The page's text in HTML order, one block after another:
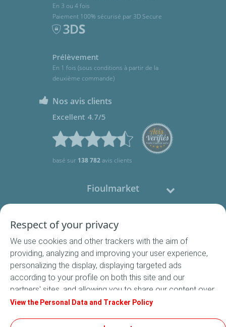
En 3 ou 4 fois
Paiement 100% sécurisé par 3D Secure
Prélèvement
En 1 fois (sous conditions à partir de la
deuxième commande)
Nos avis clients
Excellent 4.7/5
basé sur 138 782avis clients
Fioulmarket
Nous contacter
Suivez-nous
Respect of your privacy
We use cookies and other trackers with the aim of
providing, analyzing and improving your user experience,
personalizing the display, displaying targeted ads
according to your profile on both this site and our
partners' sites, and allowing you to share our content over
social media. In accordance with French legislation,
View the Personal Data and Tracker Policy